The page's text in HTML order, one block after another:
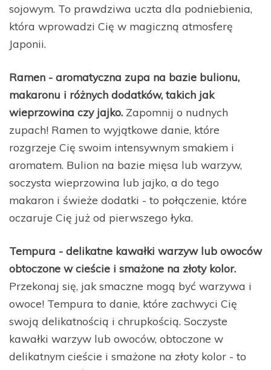
sojowym. To prawdziwa uczta dla podniebienia,
która wprowadzi Cię w magiczną atmosferę
Japonii.
Ramen - aromatyczna zupa na bazie bulionu,
makaronu i różnych dodatków, takich jak
wieprzowina czy jajko. Zapomnij o nudnych
zupach! Ramen to wyjątkowe danie, które
rozgrzeje Cię swoim intensywnym smakiem i
aromatem. Bulion na bazie mięsa lub warzyw,
soczysta wieprzowina lub jajko, a do tego
makaron i świeże dodatki - to połączenie, które
oczaruje Cię już od pierwszego łyka.
Tempura - delikatne kawałki warzyw lub owoców
obtoczone w cieście i smażone na złoty kolor.
Przekonaj się, jak smaczne mogą być warzywa i
owoce! Tempura to danie, które zachwyci Cię
swoją delikatnością i chrupkością. Soczyste
kawałki warzyw lub owoców, obtoczone w
delikatnym cieście i smażone na złoty kolor - to